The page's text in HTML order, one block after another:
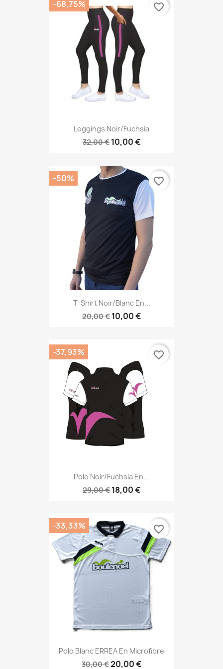
Leggings Noir/fuchsia
32,00 € 10,00 €
-68,75% favorite_border
T-Shirt Noir/blanc En...
20,00 € 10,00 €
-50% favorite_border
Polo Noir/fuchsia En...
29,00 € 18,00 €
-37,93% favorite_border
Polo Blanc ERREA En Microfibre
30,00 €20,00 €
-33,33% favorite_border